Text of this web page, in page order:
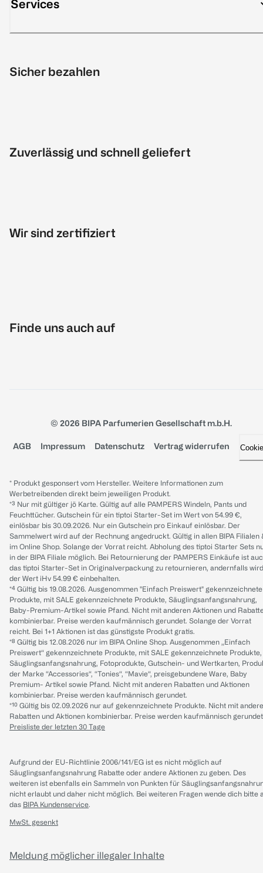
Services
Sicher bezahlen
Zuverlässig und schnell geliefert
Wir sind zertifiziert
Finde uns auch auf
© 2026 BIPA Parfumerien Gesellschaft m.b.H.
AGB Impressum Datenschutz Vertrag widerrufen
* Produkt gesponsert vom Hersteller. Weitere Informationen zum
Werbetreibenden direkt beim jeweiligen Produkt.
*³ Nur mit gültiger jö Karte. Gültig auf alle PAMPERS Windeln, Pants und
Feuchttücher. Gutschein für ein tiptoi Starter-Set im Wert von 54.99 €,
einlösbar bis 30.09.2026. Nur ein Gutschein pro Einkauf einlösbar. Der
Sammelwert wird auf der Rechnung angedruckt. Gültig in allen BIPA Filialen
im Online Shop. Solange der Vorrat reicht. Abholung des tiptoi Starter Sets
in der BIPA Filiale möglich. Bei Retournierung der PAMPERS Einkäufe ist
das tiptoi Starter-Set in Originalverpackung zu retournieren, andernfalls wird
der Wert iHv 54.99 € einbehalten.
*⁴ Gültig bis 19.08.2026. Ausgenommen "Einfach Preiswert" gekennzeichnete
Produkte, mit SALE gekennzeichnete Produkte, Säuglingsanfangsnahrung,
Baby-Premium-Artikel sowie Pfand. Nicht mit anderen Aktionen und
kombinierbar. Preise werden kaufmännisch gerundet. Solange der Vorrat
reicht. Bei 1+1 Aktionen ist das günstigste Produkt gratis.
*⁸ Gültig bis 12.08.2026 nur im BIPA Online Shop. Ausgenommen „Einfach
Preiswert“ gekennzeichnete Produkte, mit SALE gekennzeichnete Produkte,
Säuglingsanfangsnahrung, Fotoprodukte, Gutschein- und Wertkarten,
der Marke “Accessories“, “Tonies“, “Mavie“, preisgebundene Ware, Baby
Premium- Artikel sowie Pfand. Nicht mit anderen Rabatten und Aktionen
kombinierbar. Preise werden kaufmännisch gerundet.
*¹⁰ Gültig bis 02.09.2026 nur auf gekennzeichnete Produkte. Nicht mit
Rabatten und Aktionen kombinierbar. Preise werden kaufmännisch
Preisliste der letzten 30 Tage
Aufgrund der EU-Richtlinie 2006/141/EG ist es nicht möglich auf
Säuglingsanfangsnahrung Rabatte oder andere Aktionen zu geben. Des
weiteren ist ebenfalls ein Sammeln von Punkten für
nicht erlaubt und daher nicht möglich. Bei weiteren Fragen wende dich bitte
das BIPA Kundenservice.
MwSt. gesenkt
Meldung möglicher illegaler Inhalte